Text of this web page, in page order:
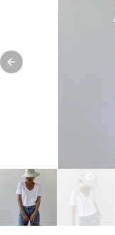
Previous slide